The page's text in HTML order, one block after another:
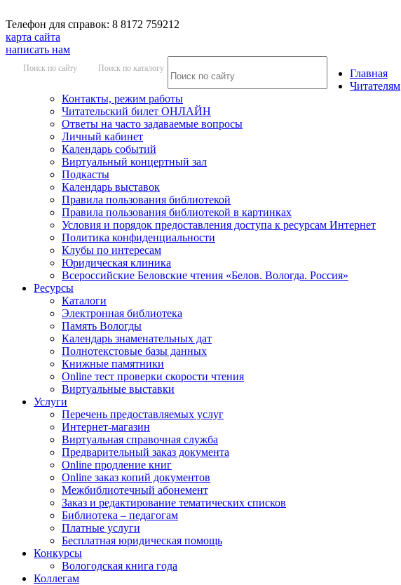
Телефон для справок: 8 8172 759212
карта сайта
написать нам
Поиск по сайту Поиск по каталогу
Главная
Читателям
Контакты, режим работы
Читательский билет ОНЛАЙН
Ответы на часто задаваемые вопросы
Личный кабинет
Календарь событий
Виртуальный концертный зал
Подкасты
Календарь выставок
Правила пользования библиотекой
Правила пользования библиотекой в картинках
Условия и порядок предоставления доступа к ресурсам Интернет
Политика конфиденциальности
Клубы по интересам
Юридическая клиника
Всероссийские Беловские чтения «Белов. Вологда. Россия»
Ресурсы
Каталоги
Электронная библиотека
Память Вологды
Календарь знаменательных дат
Полнотекстовые базы данных
Книжные памятники
Online тест проверки скорости чтения
Виртуальные выставки
Услуги
Перечень предоставляемых услуг
Интернет-магазин
Виртуальная справочная служба
Предварительный заказ документа
Online продление книг
Online заказ копий документов
Межбиблиотечный абонемент
Заказ и редактирование тематических списков
Библиотека – педагогам
Платные услуги
Бесплатная юридическая помощь
Конкурсы
Вологодская книга года
Коллегам